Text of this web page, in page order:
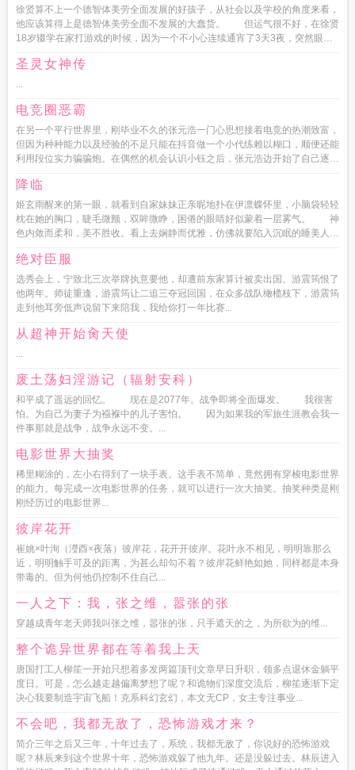
徐贤算不上一个德智体美劳全面发展的好孩子，从社会以及学校的角度来看，
他应该算得上是德智体美劳全面不发展的大蠢货。 但运气很不好，在徐贤
18岁辍学在家打游戏的时候，因为一个不小心连续通宵了3天3夜，突然眼前
圣灵女神传
...
电竞圈恶霸
在另一个平行世界里，刚毕业不久的张元浩一门心思想接着电竞的热潮致富，
但因为种种能力以及经验的不足只能在抖音做一个小代练赖以糊口，顺便还能
利用段位实力骗骗炮。在偶然的机会认识小钰之后，张元浩边开始了自己逐步
降临
姬玄雨醒来的第一眼，就看到自家妹妹正亲昵地扑在伊凛蝶怀里，小脑袋轻轻
枕在她的胸口，睫毛微颤，双眸微睁，困倦的眼睛好似蒙着一层雾气。 神
色内敛而柔和，美不胜收。看上去娴静而优雅，仿佛就要陷入沉眠的睡美人一
绝对臣服
选秀会上，宁致北三次举牌执意要他，却遭前东家算计被卖出国。游震筠恨了
他两年。师徒重逢，游震筠让二追三夺冠回国，在众多战队橄榄枝下，游震筠
走到他耳旁低声说留下来陪我，我给你打一年比赛...
从超神开始肏天使
...
废土荡妇淫游记（辐射安科）
和平成了遥远的回忆。 现在是2077年。战争即将全面爆发。 我很害
怕。为自己为妻子为襁褓中的儿子害怕。 因为如果我的军旅生涯教会我一
件事那就是战争，战争永远不变。...
电影世界大抽奖
稀里糊涂的，左小右得到了一块手表。这手表不简单，竟然拥有穿梭电影世界
的能力。每完成一次电影世界的任务，就可以进行一次大抽奖。抽奖种类是刚
刚经历过的电影世界...
彼岸花开
崔姚×叶洵（瀅酉×夜落）彼岸花，花开开彼岸。花叶永不相见，明明靠那么
近，明明触手可及的距离，为甚么却勾不着？彼岸花鲜艳如她，同样都是本身
带毒的。但为何他仍控制不住自己...
一人之下：我，张之维，嚣张的张
穿越成青年老天师我叫张之维，嚣张的张，只手遮天的之，为所欲为的维...
整个诡异世界都在等着我上天
唐国打工人柳笙一开始只想着多发两篇顶刊文章早日升职，领多点退休金躺平
度日。可是，怎么越走越偏离梦想了呢？和诡物们深度交流后，柳笙逐渐下定
决心我要制造宇宙飞船！克系科幻玄幻，本文无CP，女主专注事业...
不会吧，我都无敌了，恐怖游戏才来？
简介三年之后又三年，十年过去了，系统，我都无敌了，你说好的恐怖游戏
呢？林辰来到这个世界十年，恐怖游戏躲了他九年。还是没躲过去。林辰进入